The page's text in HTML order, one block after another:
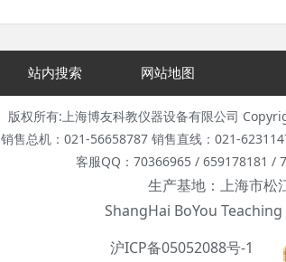
站内搜索 网站地图
版权所有:上海博友科教仪器设备有限公司
销售总机：021-56658787 销售直线：021-
客服QQ：70366965 / 659178181 /
生产基地：上海市松
ShangHai BoYou
沪ICP备05052088号-1